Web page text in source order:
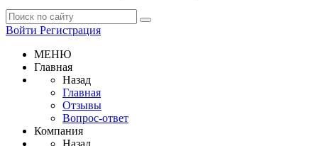
Войти Регистрация
МЕНЮ
Главная
Назад
Главная
Отзывы
Вопрос-ответ
Компания
Назад